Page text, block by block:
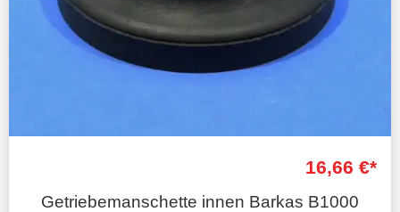
16,66 €*
Getriebemanschette innen Barkas B1000